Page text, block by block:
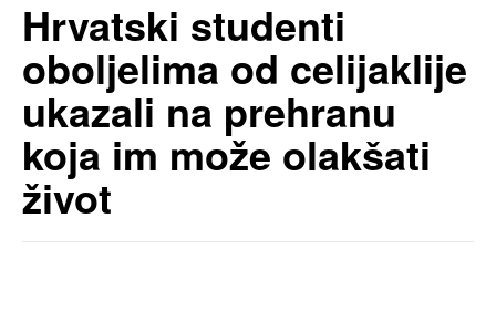
Hrvatski studenti
oboljelima od celijaklije
ukazali na prehranu
koja im može olakšati
život